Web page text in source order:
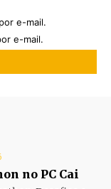
e-mail.
e-mail.
no PC Cai